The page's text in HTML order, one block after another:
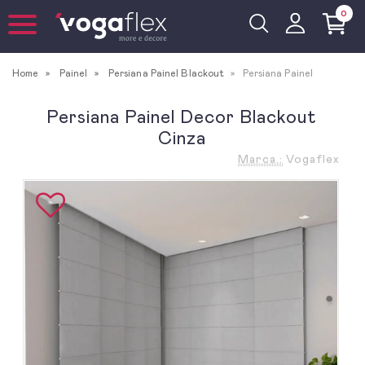
0
Home Painel Persiana Painel Blackout Persiana Painel
Persiana Painel Decor Blackout
Cinza
Marca.: Vogaflex